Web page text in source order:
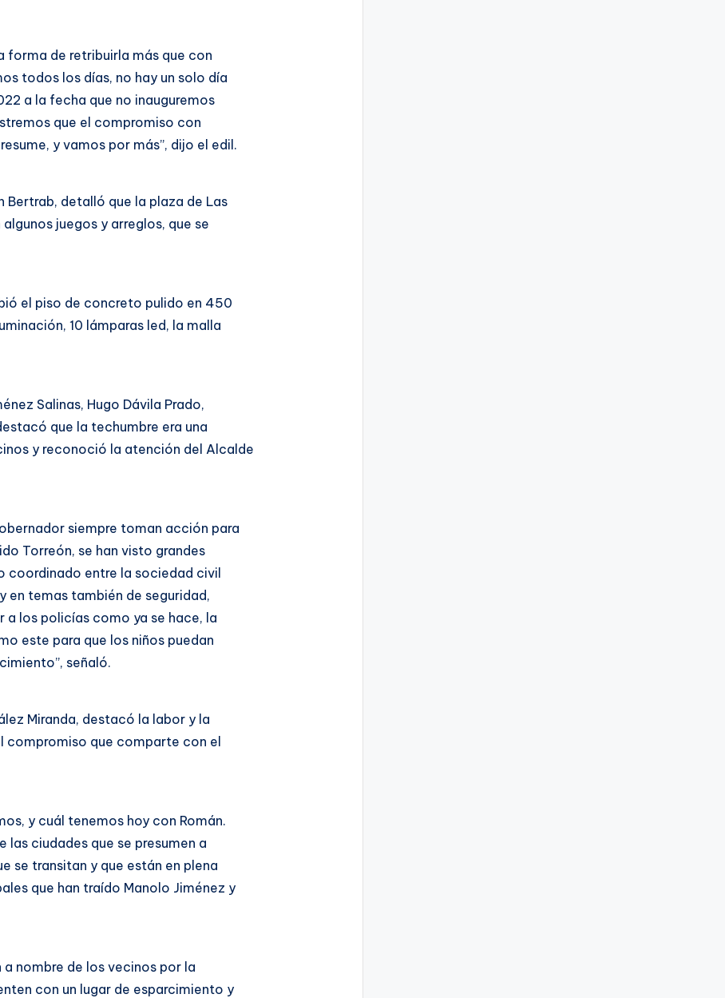
forma de retribuirla más que con
todos los días, no hay un solo día
a la fecha que no inauguremos
que el compromiso con
y vamos por más”, dijo el edil.
Bertrab, detalló que la plaza de Las
juegos y arreglos, que se
el piso de concreto pulido en 450
10 lámparas led, la malla
Salinas, Hugo Dávila Prado,
que la techumbre era una
y reconoció la atención del Alcalde
siempre toman acción para
Torreón, se han visto grandes
coordinado entre la sociedad civil
en temas también de seguridad,
los policías como ya se hace, la
este para que los niños puedan
señaló.
Miranda, destacó la labor y la
compromiso que comparte con el
y cuál tenemos hoy con Román.
las ciudades que se presumen a
se transitan y que están en plena
que han traído Manolo Jiménez y
nombre de los vecinos por la
con un lugar de esparcimiento y